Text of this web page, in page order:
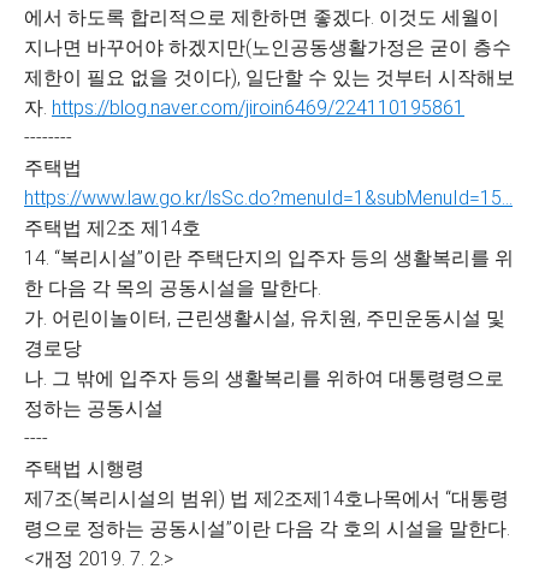
에서 하도록 합리적으로 제한하면 좋겠다. 이것도 세월이
지나면 바꾸어야 하겠지만(노인공동생활가정은 굳이 층수
제한이 필요 없을 것이다), 일단할 수 있는 것부터 시작해보
자. https://blog.naver.com/jiroin6469/224110195861
--------
주택법
https://www.law.go.kr/lsSc.do?menuId=1&subMenuId=15...
주택법 제2조 제14호
14. “복리시설”이란 주택단지의 입주자 등의 생활복리를 위
한 다음 각 목의 공동시설을 말한다.
가. 어린이놀이터, 근린생활시설, 유치원, 주민운동시설 및
경로당
나. 그 밖에 입주자 등의 생활복리를 위하여 대통령령으로
정하는 공동시설
----
주택법 시행령
제7조(복리시설의 범위) 법 제2조제14호나목에서 “대통령
령으로 정하는 공동시설”이란 다음 각 호의 시설을 말한다.
<개정 2019. 7. 2.>